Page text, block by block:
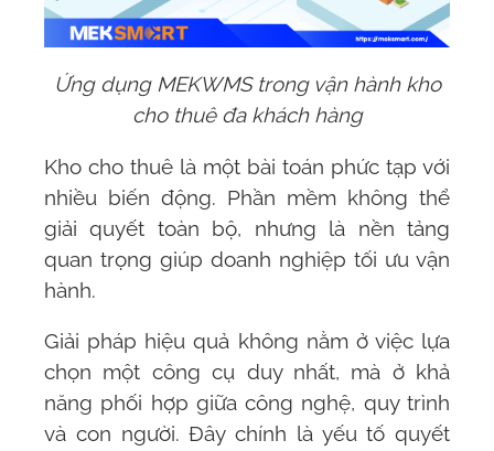
Ứng dụng MEKWMS trong vận hành kho
cho thuê đa khách hàng
Kho cho thuê là một bài toán phức tạp với
nhiều biến động. Phần mềm không thể
giải quyết toàn bộ, nhưng là nền tảng
quan trọng giúp doanh nghiệp tối ưu vận
hành.
Giải pháp hiệu quả không nằm ở việc lựa
chọn một công cụ duy nhất, mà ở khả
năng phối hợp giữa công nghệ, quy trình
và con người. Đây chính là yếu tố quyết